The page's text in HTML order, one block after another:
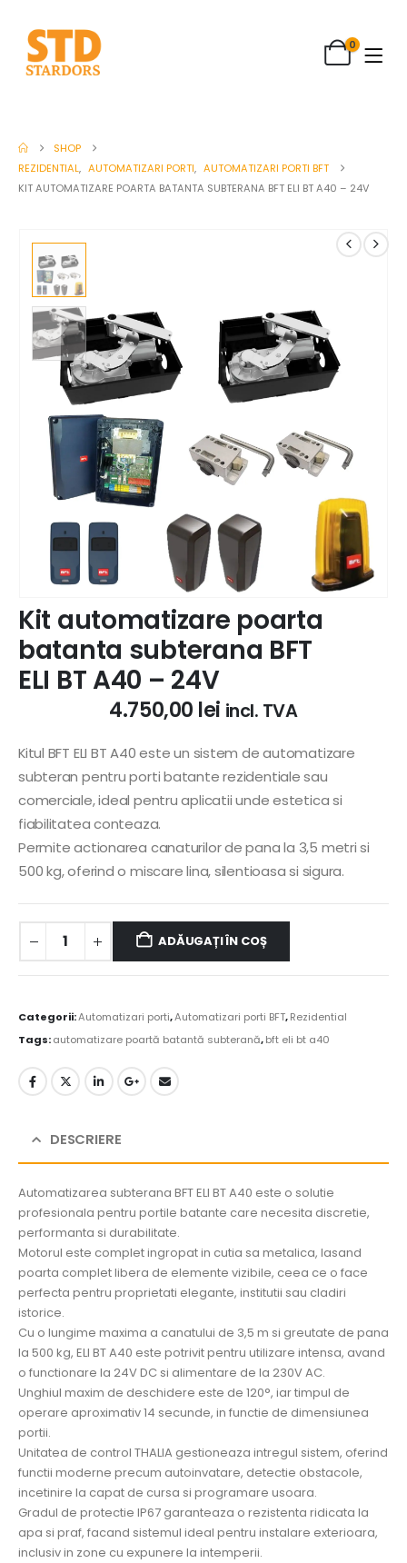
0
SHOP
REZIDENTIAL, AUTOMATIZARI PORTI, AUTOMATIZARI PORTI BFT
KIT AUTOMATIZARE POARTA BATANTA SUBTERANA BFT ELI BT A40 – 24V
Kit automatizare poarta
batanta subterana BFT
ELI BT A40 – 24V
4.750,00 lei incl. TVA
Kitul BFT ELI BT A40 este un sistem de automatizare
subteran pentru porti batante rezidentiale sau
comerciale, ideal pentru aplicatii unde estetica si
fiabilitatea conteaza.
Permite actionarea canaturilor de pana la 3,5 metri si
500 kg, oferind o miscare lina, silentioasa si sigura.
ADĂUGAȚI ÎN COȘ
Alternative:
Categorii:Automatizari porti,Automatizari porti BFT,Rezidential
Tags:automatizare poartă batantă subterană,bft eli bt a40
DESCRIERE
Automatizarea subterana BFT ELI BT A40 este o solutie
profesionala pentru portile batante care necesita discretie,
performanta si durabilitate.
Motorul este complet ingropat in cutia sa metalica, lasand
poarta complet libera de elemente vizibile, ceea ce o face
perfecta pentru proprietati elegante, institutii sau cladiri
istorice.
Cu o lungime maxima a canatului de 3,5 m si greutate de pana
la 500 kg, ELI BT A40 este potrivit pentru utilizare intensa, avand
o functionare la 24V DC si alimentare de la 230V AC.
Unghiul maxim de deschidere este de 120°, iar timpul de
operare aproximativ 14 secunde, in functie de dimensiunea
portii.
Unitatea de control THALIA gestioneaza intregul sistem, oferind
functii moderne precum autoinvatare, detectie obstacole,
incetinire la capat de cursa si programare usoara.
Gradul de protectie IP67 garanteaza o rezistenta ridicata la
apa si praf, facand sistemul ideal pentru instalare exterioara,
inclusiv in zone cu expunere la intemperii.